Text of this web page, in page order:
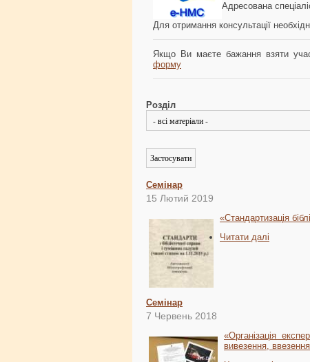
Адресована
Для отримання консультації
Якщо Ви маєте бажання взяти
форму
Розділ
Семінар
15 Лютий 2019
«Стандартизація
Читати далі
Семінар
7 Червень 2018
«Організація
вивезення,